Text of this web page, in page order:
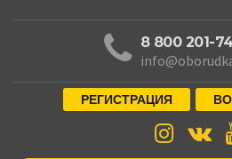
8 800 201-
РЕГИСТРАЦИЯ